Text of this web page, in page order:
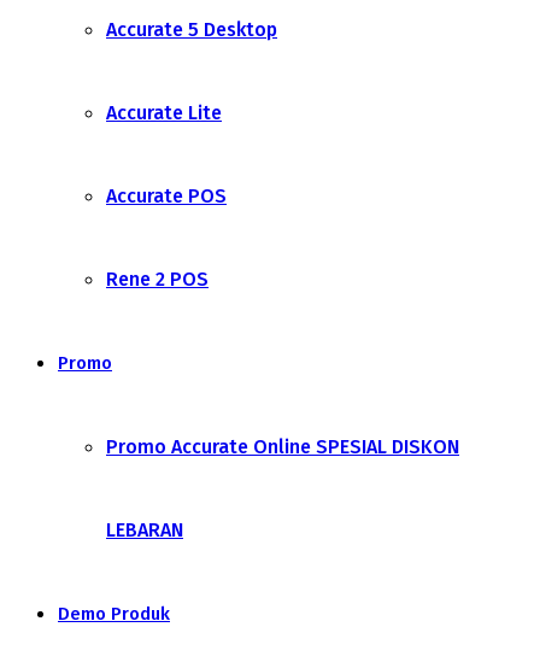
Accurate 5 Desktop
Accurate Lite
Accurate POS
Rene 2 POS
Promo
Promo Accurate Online SPESIAL DISKON
LEBARAN
Demo Produk